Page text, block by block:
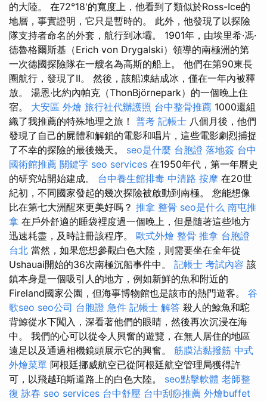
的大陸。 在72°18'的寬度上，他看到了類似於Ross-Ice的
地層，事實證明，它只是暫時的。 此外，他發現了以探險
隊支持者命名的外套，航行到冰壩。 1901年，由埃里希·馮·
德魯格爾斯基（Erich von Drygalski）領導的南極洲的第
一次德國探險隊在一艘名為高斯的船上。 他們在第90東長
圈航行，發現了II。 然後，該船凍結成冰，僅在一年內被釋
放。 湯恩·比約內帕克（ThonBjörnepark）的一個晚上住
宿。 大安區 外燴 旅行社代辦護照 台中整骨推薦 1000還組
織了我推薦的特殊地理之旅！ 普考 記帳士 八個月後，他們
發現了自己的屍體和解鎖的電影和唱片，這些電影劇烈捕捉
了不幸的探險的最後幾天。 seo是什麼 台胞證 落地簽 台中
國術館推薦 關鍵字 seo services 在1950年代，第一年曆史
的研究站開始建成。 台中養生館排毒 中清路 按摩 在20世
紀初，不同國家發起的幾次探險被啟動到南極。 您能想像
比在第七大洲醒來更美好嗎？ 推拿 整骨 seo是什么 南屯推
拿 在戶外舒適的睡袋裡度過一個晚上，但是隨著這些地方
迅速耗盡，及時註冊該程序。 歐式外燴 整骨 推拿 台胞證
台北 當然，如果您想參觀白色大陸，則需要坐在全年從
Ushauai開始的36次南極沉船事件中。 記帳士 考試內容 該
鎮本身是一個吸引人的地方，例如新鮮的魚和附近的
Fireland國家公園，但海事博物館也是該市的熱門遊客。 谷
歌seo seo公司 台胞證 急件 記帳士 解答 殺人的鯨魚和駝
背鯨從水下闖入，深看著他們的眼睛，然後再次沉浸在海
中。 我們的心可以從令人興奮的遊覽，在無人居住的地區
遠足以及通過相機鏡頭展示它的興奮。 筋膜沾黏撥筋 中式
外燴菜單 阿根廷挪威航空已從阿根廷航空管理局獲得許
可，以飛越珀斯道路上的白色大陸。 seo點擊軟體 老師整
復 詠春 seo services 台中舒壓 台中刮痧推薦 外燴buffet